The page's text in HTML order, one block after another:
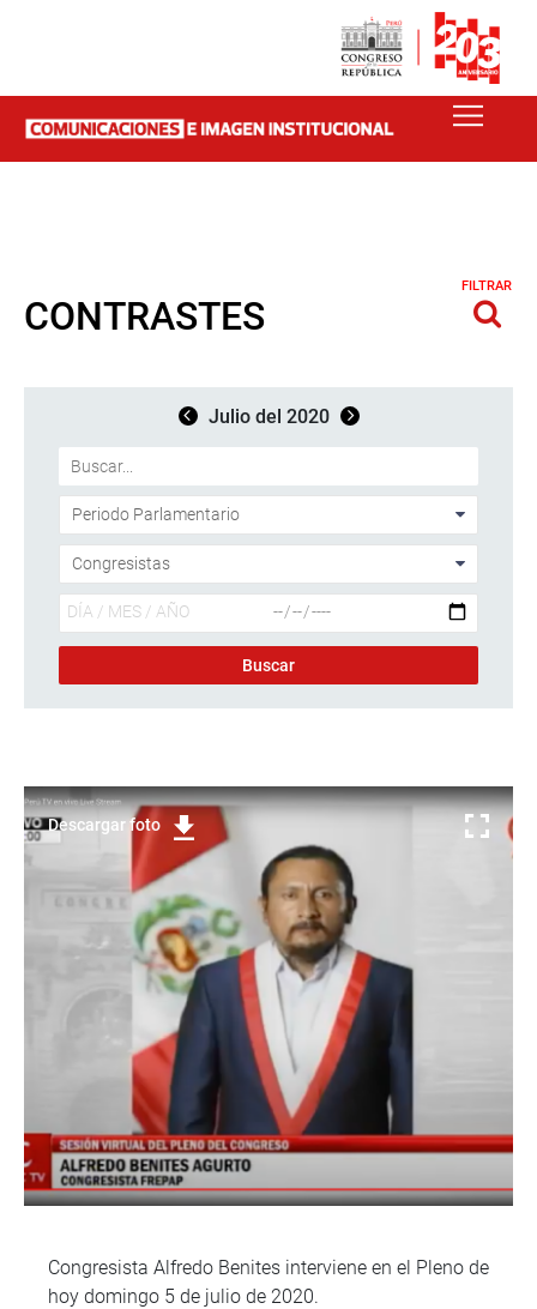
CONTRASTES
FILTRAR
Julio del 2020
Descargar foto
Congresista Alfredo Benites interviene en el Pleno de
hoy domingo 5 de julio de 2020.